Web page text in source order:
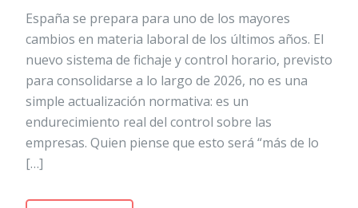
España se prepara para uno de los mayores
cambios en materia laboral de los últimos años. El
nuevo sistema de fichaje y control horario, previsto
para consolidarse a lo largo de 2026, no es una
simple actualización normativa: es un
endurecimiento real del control sobre las
empresas. Quien piense que esto será “más de lo
[…]